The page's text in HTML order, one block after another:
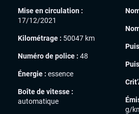
Mise en circulation :
17/12/2021
Kilométrage : 50047 km
Numéro de police : 48
Énergie : essence
Boîte de vitesse :
automatique
g/